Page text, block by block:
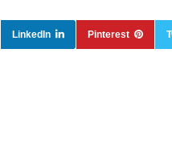
Pinterest
LinkedIn